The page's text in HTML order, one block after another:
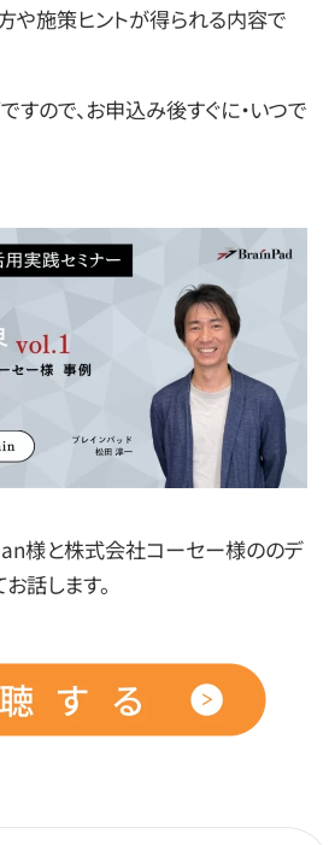
や施策ヒントが得られる内容で
すので、お申込み後すぐに・いつで
様と株式会社コーセー様ののデ
話します。